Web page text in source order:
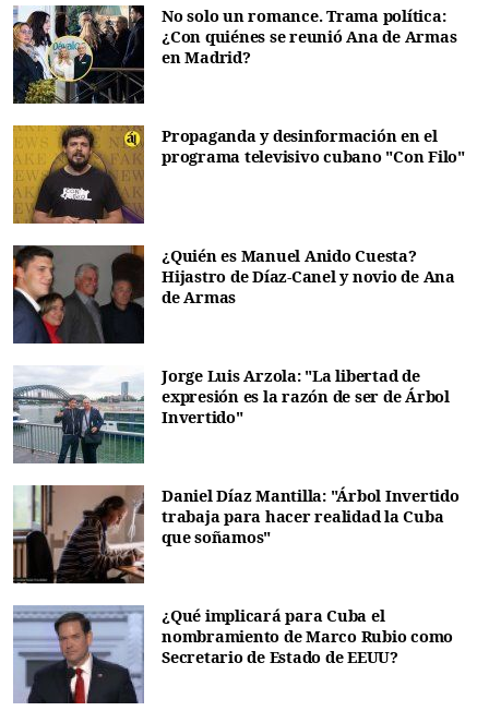
No solo un romance. Trama política:
¿Con quiénes se reunió Ana de Armas
en Madrid?
Propaganda y desinformación en el
programa televisivo cubano "Con Filo"
¿Quién es Manuel Anido Cuesta?
Hijastro de Díaz-Canel y novio de Ana
de Armas
Jorge Luis Arzola: "La libertad de
expresión es la razón de ser de Árbol
Invertido"
Daniel Díaz Mantilla: "Árbol Invertido
trabaja para hacer realidad la Cuba
que soñamos"
¿Qué implicará para Cuba el
nombramiento de Marco Rubio como
Secretario de Estado de EEUU?